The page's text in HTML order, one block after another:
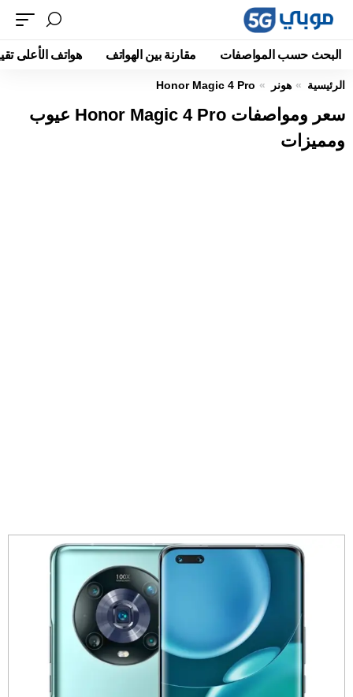
البحث حسب المواصفات مقارنة بين الهواتف هواتف الأعلى
الرئيسية هونر Honor Magic 4 Pro
سعر ومواصفات Honor Magic 4 Pro عيوب
ومميزات